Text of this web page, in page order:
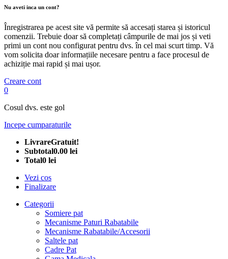
Nu aveti inca un cont?
Înregistrarea pe acest site vă permite să accesați starea și istoricul
comenzii. Trebuie doar să completați câmpurile de mai jos și veti
primi un cont nou configurat pentru dvs. în cel mai scurt timp. Vă
vom solicita doar informațiile necesare pentru a face procesul de
achiziție mai rapid și mai ușor.
Creare cont
0
Cosul dvs. este gol
Incepe cumparaturile
LivrareGratuit!
Subtotal0.00 lei
Total0 lei
Vezi cos
Finalizare
Categorii
Somiere pat
Mecanisme Paturi Rabatabile
Mecanisme Rabatabile/Accesorii
Saltele pat
Cadre Pat